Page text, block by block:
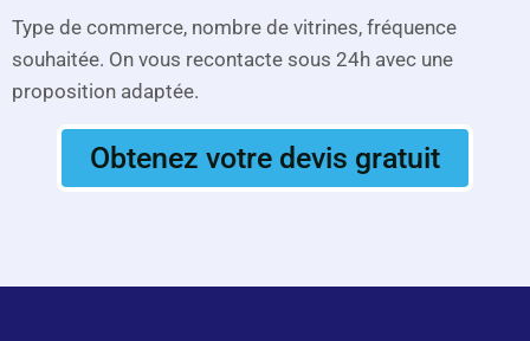
Type de commerce, nombre de vitrines, fréquence
souhaitée. On vous recontacte sous 24h avec une
proposition adaptée.
Obtenez votre devis gratuit